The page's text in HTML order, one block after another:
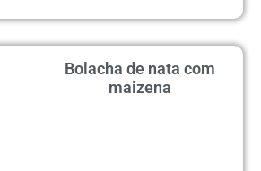
Bolacha de nata com
maizena